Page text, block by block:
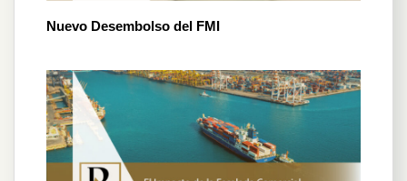
Nuevo Desembolso del FMI